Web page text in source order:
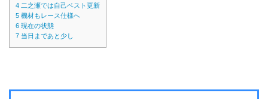
4 二之瀬では自己ベスト更新
5 機材もレース仕様へ
6 現在の状態
7 当日まであと少し